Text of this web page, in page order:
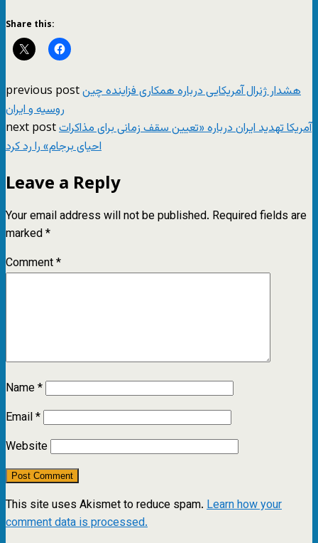
Share this:
previous postهشدار ژنرال آمریکایی درباره همکاری فزاینده چین
روسیه و ایران
next postآمریکا تهدید ایران درباره «تعیین سقف زمانی برای مذاکرات
احیای برجام» را رد کرد
Leave a Reply
Your email address will not be published. Required fields are
marked*
Comment*
Name*
Email*
Website
This site uses Akismet to reduce spam. Learn how your
comment data is processed.